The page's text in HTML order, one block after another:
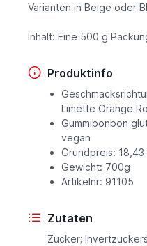
Varianten in Beige oder
Inhalt: Eine 500 g
Produktinfo
Limette Orange
Gummibonbon
vegan
Grundpreis:
Gewicht: 700g
Artikelnr: 91105
Zutaten
Zucker;